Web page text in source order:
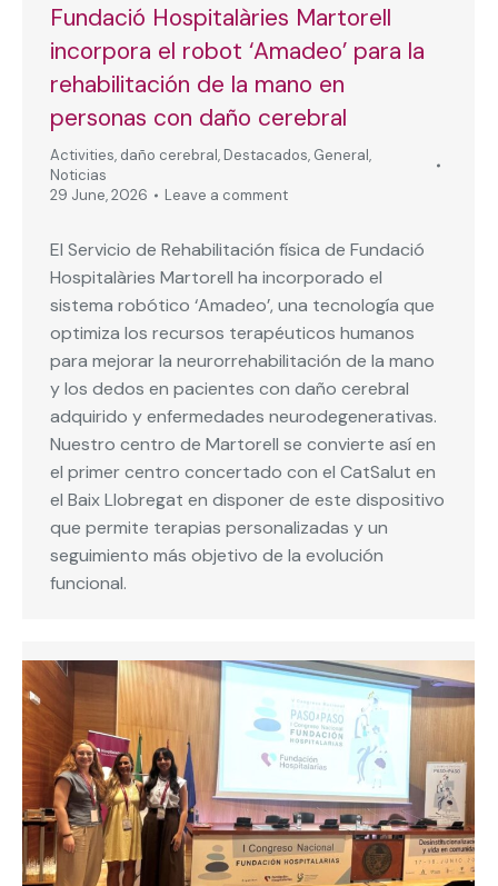
Fundació Hospitalàries Martorell
incorpora el robot ‘Amadeo’ para la
rehabilitación de la mano en
personas con daño cerebral
Activities, daño cerebral, Destacados, General,
Noticias
29 June, 2026
Leave a comment
El Servicio de Rehabilitación física de Fundació
Hospitalàries Martorell ha incorporado el
sistema robótico ‘Amadeo’, una tecnología que
optimiza los recursos terapéuticos humanos
para mejorar la neurorrehabilitación de la mano
y los dedos en pacientes con daño cerebral
adquirido y enfermedades neurodegenerativas.
Nuestro centro de Martorell se convierte así en
el primer centro concertado con el CatSalut en
el Baix Llobregat en disponer de este dispositivo
que permite terapias personalizadas y un
seguimiento más objetivo de la evolución
funcional.